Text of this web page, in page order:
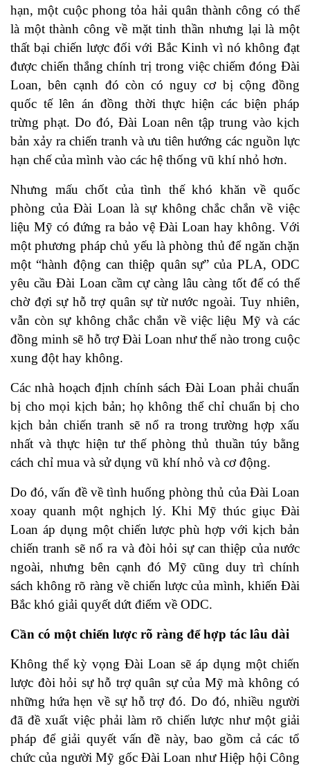
hạn, một cuộc phong tỏa hải quân thành công có thể
là một thành công về mặt tinh thần nhưng lại là một
thất bại chiến lược đối với Bắc Kinh vì nó không đạt
được chiến thắng chính trị trong việc chiếm đóng Đài
Loan, bên cạnh đó còn có nguy cơ bị cộng đồng
quốc tế lên án đồng thời thực hiện các biện pháp
trừng phạt. Do đó, Đài Loan nên tập trung vào kịch
bản xảy ra chiến tranh và ưu tiên hướng các nguồn lực
hạn chế của mình vào các hệ thống vũ khí nhỏ hơn.
Nhưng mấu chốt của tình thế khó khăn về quốc
phòng của Đài Loan là sự không chắc chắn về việc
liệu Mỹ có đứng ra bảo vệ Đài Loan hay không. Với
một phương pháp chủ yếu là phòng thủ để ngăn chặn
một “hành động can thiệp quân sự” của PLA, ODC
yêu cầu Đài Loan cầm cự càng lâu càng tốt để có thể
chờ đợi sự hỗ trợ quân sự từ nước ngoài. Tuy nhiên,
vẫn còn sự không chắc chắn về việc liệu Mỹ và các
đồng minh sẽ hỗ trợ Đài Loan như thế nào trong cuộc
xung đột hay không.
Các nhà hoạch định chính sách Đài Loan phải chuẩn
bị cho mọi kịch bản; họ không thể chỉ chuẩn bị cho
kịch bản chiến tranh sẽ nổ ra trong trường hợp xấu
nhất và thực hiện tư thế phòng thủ thuần túy bằng
cách chỉ mua và sử dụng vũ khí nhỏ và cơ động.
Do đó, vấn đề về tình huống phòng thủ của Đài Loan
xoay quanh một nghịch lý. Khi Mỹ thúc giục Đài
Loan áp dụng một chiến lược phù hợp với kịch bản
chiến tranh sẽ nổ ra và đòi hỏi sự can thiệp của nước
ngoài, nhưng bên cạnh đó Mỹ cũng duy trì chính
sách không rõ ràng về chiến lược của mình, khiến Đài
Bắc khó giải quyết dứt điểm về ODC.
Cần có một chiến lược rõ ràng để hợp tác lâu dài
Không thể kỳ vọng Đài Loan sẽ áp dụng một chiến
lược đòi hỏi sự hỗ trợ quân sự của Mỹ mà không có
những hứa hẹn về sự hỗ trợ đó. Do đó, nhiều người
đã đề xuất việc phải làm rõ chiến lược như một giải
pháp để giải quyết vấn đề này, bao gồm cả các tổ
chức của người Mỹ gốc Đài Loan như Hiệp hội Công